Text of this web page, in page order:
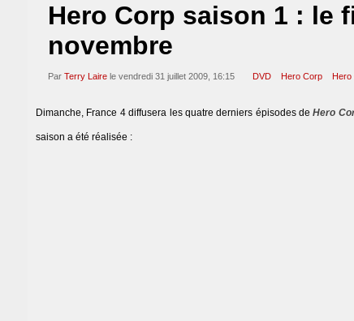
Hero Corp saison 1 : le
novembre
Par Terry Laire le vendredi 31 juillet 2009, 16:15 DVD Hero Corp Hero
Dimanche, France 4 diffusera les quatre derniers épisodes deHero
saison a été réalisée :